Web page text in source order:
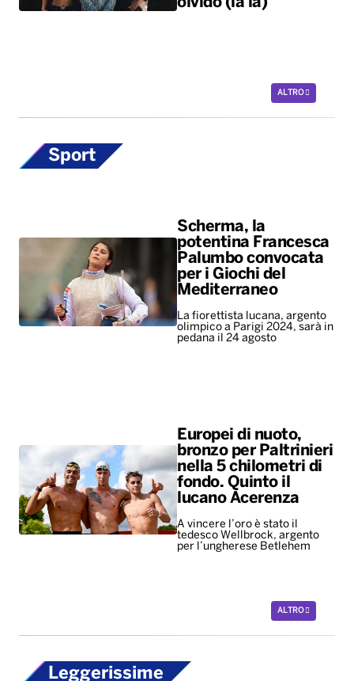
ALTRO
Sport
Scherma, la
potentina Francesca
Palumbo convocata
per i Giochi del
Mediterraneo
La fiorettista lucana, argento
olimpico a Parigi 2024, sarà in
pedana il 24 agosto
Europei di nuoto,
bronzo per Paltrinieri
nella 5 chilometri di
fondo. Quinto il
lucano Acerenza
A vincere l’oro è stato il
tedesco Wellbrock, argento
per l’ungherese Betlehem
ALTRO
Leggerissime